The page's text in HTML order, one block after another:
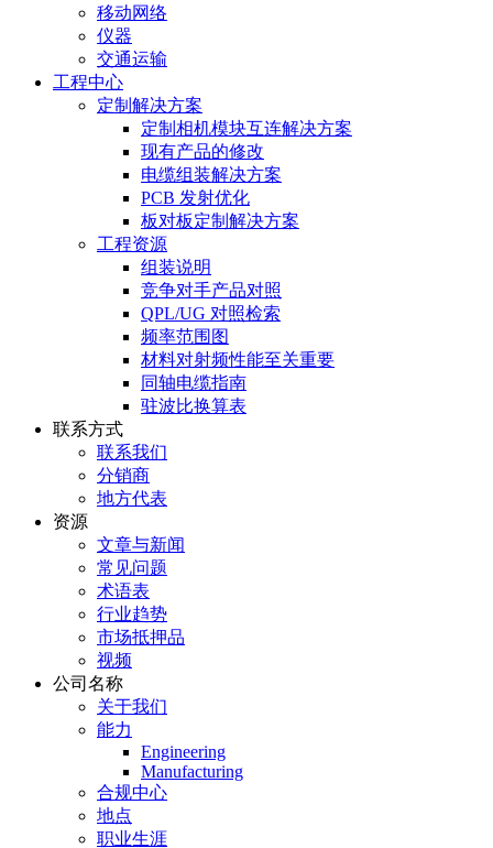
移动网络
仪器
交通运输
工程中心
定制解决方案
定制相机模块互连解决方案
现有产品的修改
电缆组装解决方案
PCB 发射优化
板对板定制解决方案
工程资源
组装说明
竞争对手产品对照
QPL/UG 对照检索
频率范围图
材料对射频性能至关重要
同轴电缆指南
驻波比换算表
联系方式
联系我们
分销商
地方代表
资源
文章与新闻
常见问题
术语表
行业趋势
市场抵押品
视频
公司名称
关于我们
能力
Engineering
Manufacturing
合规中心
地点
职业生涯